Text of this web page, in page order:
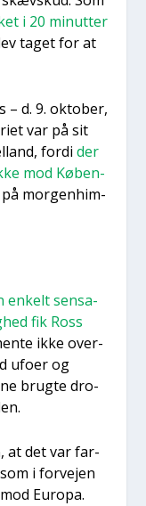
i 20 minut­ter
taget for at
– d. 9. okto­ber,
var på sit
for­di der
mod Køben­
mor­gen­him­
enkelt sen­sa­
fik Ross
ikke over­
ufo­er og
brug­te dro­
at det var far­
i for­vej­en
Euro­pa.